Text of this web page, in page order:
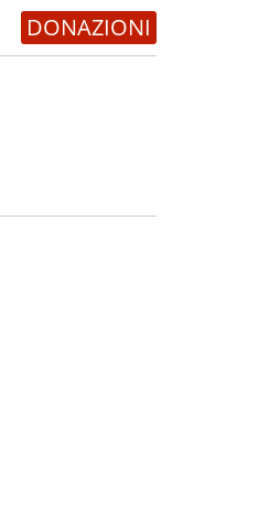
DONAZIONI